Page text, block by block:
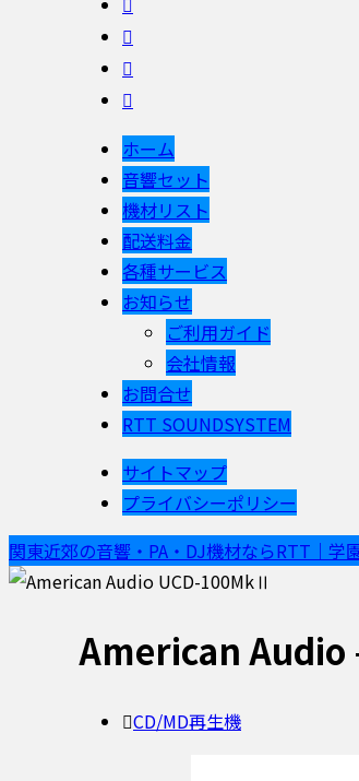
ホーム
音響セット
機材リスト
配送料金
各種サービス
お知らせ
ご利用ガイド
会社情報
お問合せ
RTT SOUNDSYSTEM
サイトマップ
プライバシーポリシー
関東近郊の音響・PA・DJ機材ならRTT｜
American Audio
CD/MD再生機